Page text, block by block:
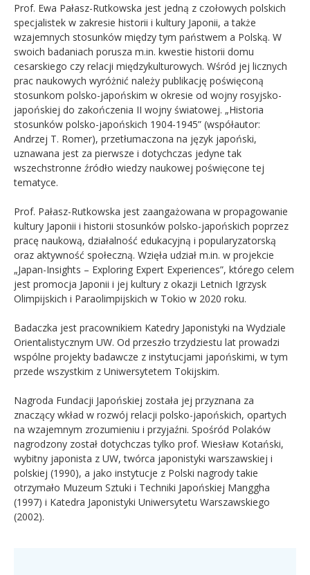
Prof. Ewa Pałasz-Rutkowska jest jedną z czołowych polskich
specjalistek w zakresie historii i kultury Japonii, a także
wzajemnych stosunków między tym państwem a Polską. W
swoich badaniach porusza m.in. kwestie historii domu
cesarskiego czy relacji międzykulturowych. Wśród jej licznych
prac naukowych wyróżnić należy publikację poświęconą
stosunkom polsko-japońskim w okresie od wojny rosyjsko-
japońskiej do zakończenia II wojny światowej. „Historia
stosunków polsko-japońskich 1904-1945” (współautor:
Andrzej T. Romer), przetłumaczona na język japoński,
uznawana jest za pierwsze i dotychczas jedyne tak
wszechstronne źródło wiedzy naukowej poświęcone tej
tematyce.
Prof. Pałasz-Rutkowska jest zaangażowana w propagowanie
kultury Japonii i historii stosunków polsko-japońskich poprzez
pracę naukową, działalność edukacyjną i popularyzatorską
oraz aktywność społeczną. Wzięła udział m.in. w projekcie
„Japan-Insights – Exploring Expert Experiences”, którego celem
jest promocja Japonii i jej kultury z okazji Letnich Igrzysk
Olimpijskich i Paraolimpijskich w Tokio w 2020 roku.
Badaczka jest pracownikiem Katedry Japonistyki na Wydziale
Orientalistycznym UW. Od przeszło trzydziestu lat prowadzi
wspólne projekty badawcze z instytucjami japońskimi, w tym
przede wszystkim z Uniwersytetem Tokijskim.
Nagroda Fundacji Japońskiej została jej przyznana za
znaczący wkład w rozwój relacji polsko-japońskich, opartych
na wzajemnym zrozumieniu i przyjaźni. Spośród Polaków
nagrodzony został dotychczas tylko prof. Wiesław Kotański,
wybitny japonista z UW, twórca japonistyki warszawskiej i
polskiej (1990), a jako instytucje z Polski nagrody takie
otrzymało Muzeum Sztuki i Techniki Japońskiej Manggha
(1997) i Katedra Japonistyki Uniwersytetu Warszawskiego
(2002).